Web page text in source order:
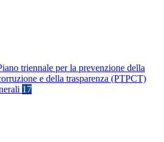
triennale per la prevenzione della
e della trasparenza (PTPCT)
17